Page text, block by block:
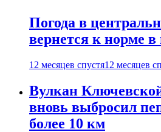
Погода в
вернется к норме
12 месяцев спустя12 месяцев
Вулкан
вновь выбросил
более 10 км